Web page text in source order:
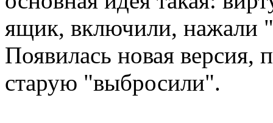
ящик, включили, нажали
Появилась новая версия,
старую "выбросили".